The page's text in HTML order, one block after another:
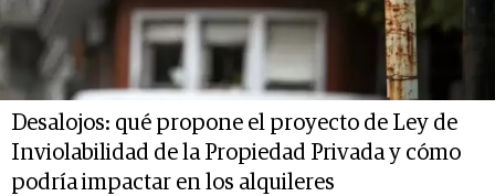
Desalojos: qué propone el proyecto de Ley de
Inviolabilidad de la Propiedad Privada y cómo
podría impactar en los alquileres